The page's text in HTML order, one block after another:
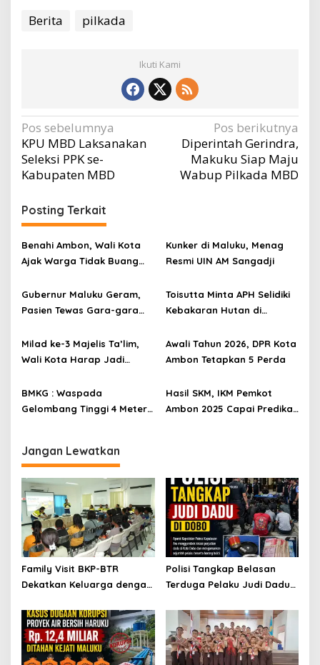
Berita pilkada
Ikuti Kami
Navigasi
pos
Pos sebelumnya
KPU MBD Laksanakan
Seleksi PPK se-
Kabupaten MBD
Pos berikutnya
Diperintah Gerindra,
Makuku Siap Maju
Wabup Pilkada MBD
Posting Terkait
Benahi Ambon, Wali Kota
Ajak Warga Tidak Buang
Kunker di Maluku, Menag
Resmi UIN AM Sangadji
Gubernur Maluku Geram,
Pasien Tewas Gara-gara
Kesehatan di RSUP Leimena
Toisutta Minta APH Selidiki
Kebakaran Hutan di
Milad ke-3 Majelis Ta’lim,
Wali Kota Harap Jadi
Awali Tahun 2026, DPR Kota
Ambon Tetapkan 5 Perda
BMKG : Waspada
Gelombang Tinggi 4 Meter
Hasil SKM, IKM Pemkot
Ambon 2025 Capai Predikat
Jangan Lewatkan
Family Visit BKP-BTR
Dekatkan Keluarga dengan
Budaya Keselamatan
Polisi Tangkap Belasan
Terduga Pelaku Judi Dadu
Setoran Rp5 Juta dan
Selisih Barang Bukti